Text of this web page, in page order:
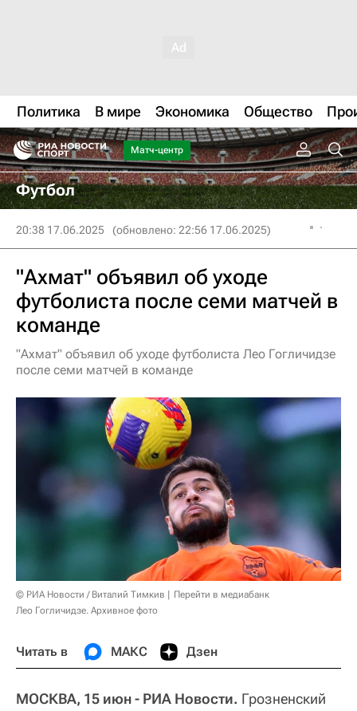
Политика В мире Экономика Общество
Матч-центр
Футбол
20:38 17.06.2025 (обновлено: 22:56 17.06.2025)
"Ахмат" объявил об уходе
футболиста после семи матчей в
команде
"Ахмат" объявил об уходе футболиста Лео Гогличидзе
после семи матчей в команде
© РИА Новости / Виталий Тимкив
Перейти в медиабанк
Лео Гогличидзе. Архивное фото
Читать в МАКС Дзен
МОСКВА, 15 июн - РИА Новости. Грозненский